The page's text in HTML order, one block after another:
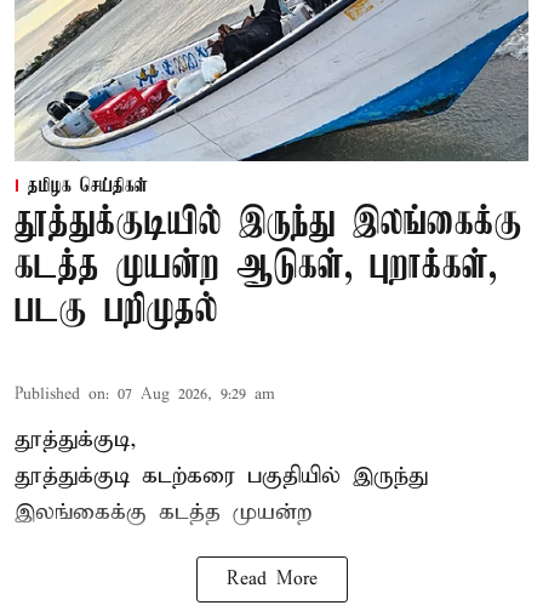
தமிழக செய்திகள்
தூத்துக்குடியில் இருந்து இலங்கைக்கு
கடத்த முயன்ற ஆடுகள், புறாக்கள்,
படகு பறிமுதல்
Published on: 07 Aug 2026, 9:29 am
தூத்துக்குடி,
தூத்துக்குடி கடற்கரை பகுதியில் இருந்து
இலங்கைக்கு கடத்த முயன்ற
Read More